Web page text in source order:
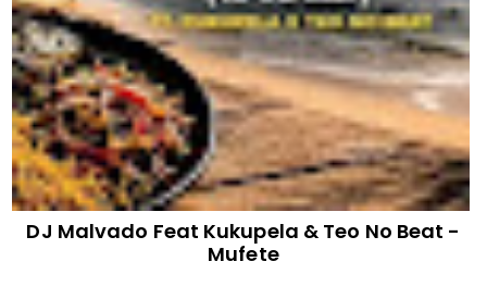
DJ Malvado Feat Kukupela & Teo No Beat -
Mufete